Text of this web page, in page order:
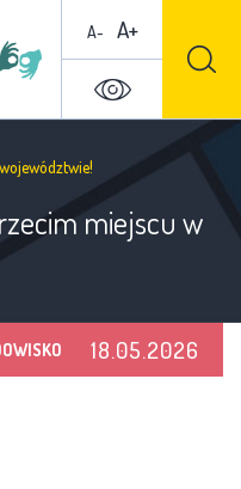
A- A+
miejscu w
18.05.2026